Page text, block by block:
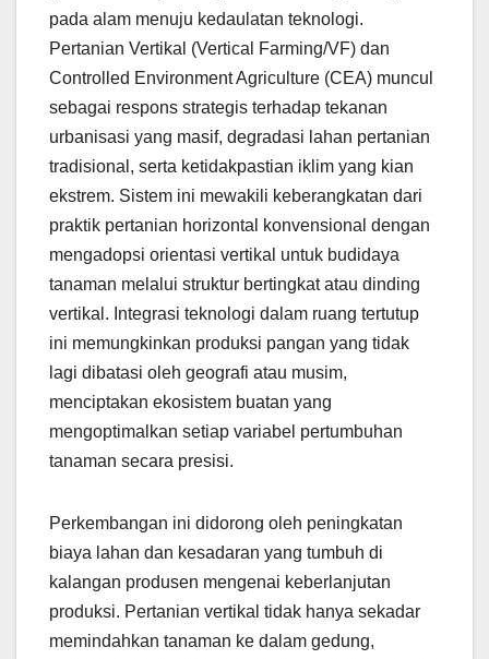
pada alam menuju kedaulatan teknologi.
Pertanian Vertikal (Vertical Farming/VF) dan
Controlled Environment Agriculture (CEA) muncul
sebagai respons strategis terhadap tekanan
urbanisasi yang masif, degradasi lahan pertanian
tradisional, serta ketidakpastian iklim yang kian
ekstrem. Sistem ini mewakili keberangkatan dari
praktik pertanian horizontal konvensional dengan
mengadopsi orientasi vertikal untuk budidaya
tanaman melalui struktur bertingkat atau dinding
vertikal. Integrasi teknologi dalam ruang tertutup
ini memungkinkan produksi pangan yang tidak
lagi dibatasi oleh geografi atau musim,
menciptakan ekosistem buatan yang
mengoptimalkan setiap variabel pertumbuhan
tanaman secara presisi.
Perkembangan ini didorong oleh peningkatan
biaya lahan dan kesadaran yang tumbuh di
kalangan produsen mengenai keberlanjutan
produksi. Pertanian vertikal tidak hanya sekadar
memindahkan tanaman ke dalam gedung,